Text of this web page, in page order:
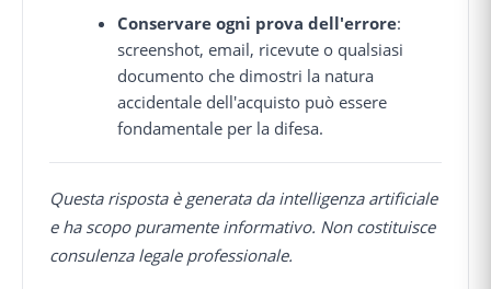
Conservare ogni prova dell'errore:
screenshot, email, ricevute o qualsiasi
documento che dimostri la natura
accidentale dell'acquisto può essere
fondamentale per la difesa.
Questa risposta è generata da intelligenza artificiale
e ha scopo puramente informativo. Non costituisce
consulenza legale professionale.